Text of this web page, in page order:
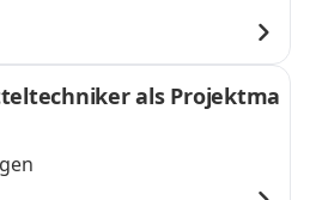
als Projektma